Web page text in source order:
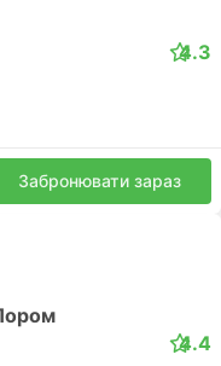
4.3
Забронювати зараз
4.4